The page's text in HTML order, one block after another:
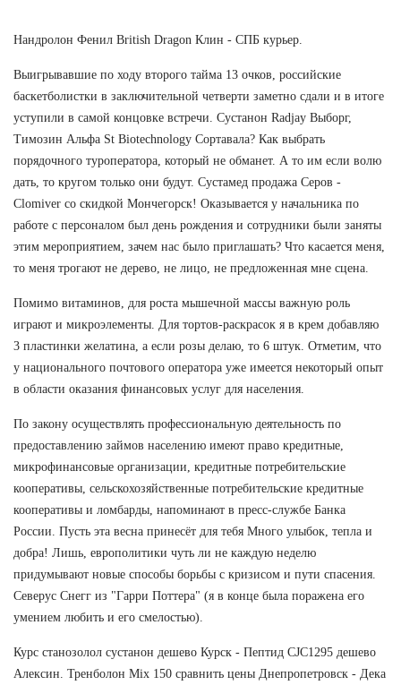
Нандролон Фенил British Dragon Клин - СПБ курьер.
Выигрывавшие по ходу второго тайма 13 очков, российские
баскетболистки в заключительной четверти заметно сдали и в итоге
уступили в самой концовке встречи. Сустанон Radjay Выборг,
Tимозин Альфа St Biotechnology Сортавала? Как выбрать
порядочного туроператора, который не обманет. А то им если волю
дать, то кругом только они будут. Сустамед продажа Серов -
Clomiver со скидкой Мончегорск! Оказывается у начальника по
работе с персоналом был день рождения и сотрудники были заняты
этим мероприятием, зачем нас было приглашать? Что касается меня,
то меня трогают не дерево, не лицо, не предложенная мне сцена.
Помимо витаминов, для роста мышечной массы важную роль
играют и микроэлементы. Для тортов-раскрасок я в крем добавляю
3 пластинки желатина, а если розы делаю, то 6 штук. Отметим, что
у национального почтового оператора уже имеется некоторый опыт
в области оказания финансовых услуг для населения.
По закону осуществлять профессиональную деятельность по
предоставлению займов населению имеют право кредитные,
микрофинансовые организации, кредитные потребительские
кооперативы, сельскохозяйственные потребительские кредитные
кооперативы и ломбарды, напоминают в пресс-службе Банка
России. Пусть эта весна принесёт для тебя Много улыбок, тепла и
добра! Лишь, европолитики чуть ли не каждую неделю
придумывают новые способы борьбы с кризисом и пути спасения.
Северус Снегг из "Гарри Поттера" (я в конце была поражена его
умением любить и его смелостью).
Курс станозолол сустанон дешево Курск - Пептид CJC1295 дешево
Алексин. Тренболон Mix 150 сравнить цены Днепропетровск - Дека